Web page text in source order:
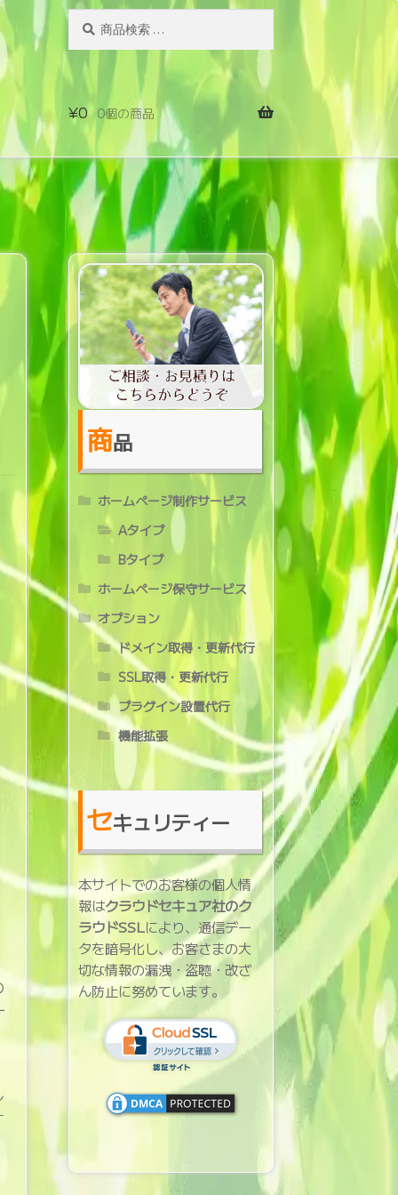
検
対
象:
検
¥0 0個の商品
商品
ホームページ制作サービス
Aタイプ
Bタイプ
ホームページ保守サービス
オプション
ドメイン取得・更新代行
SSL取得・更新代行
プラグイン設置代行
機能拡張
セキュリティー
本サイトでのお客様の個人情
報はクラウドセキュア社のク
ラウドSSLにより、通信デー
タを暗号化し、お客さまの大
切な情報の漏洩・盗聴・改ざ
ん防止に努めています。